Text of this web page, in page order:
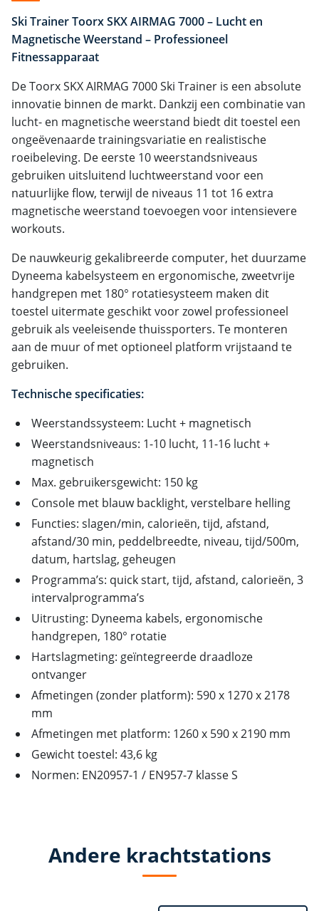
Ski Trainer Toorx SKX AIRMAG 7000 – Lucht en
Magnetische Weerstand – Professioneel
Fitnessapparaat
De Toorx SKX AIRMAG 7000 Ski Trainer is een absolute
innovatie binnen de markt. Dankzij een combinatie van
lucht- en magnetische weerstand biedt dit toestel een
ongeëvenaarde trainingsvariatie en realistische
roeibeleving. De eerste 10 weerstandsniveaus
gebruiken uitsluitend luchtweerstand voor een
natuurlijke flow, terwijl de niveaus 11 tot 16 extra
magnetische weerstand toevoegen voor intensievere
workouts.
De nauwkeurig gekalibreerde computer, het duurzame
Dyneema kabelsysteem en ergonomische, zweetvrije
handgrepen met 180° rotatiesysteem maken dit
toestel uitermate geschikt voor zowel professioneel
gebruik als veeleisende thuissporters. Te monteren
aan de muur of met optioneel platform vrijstaand te
gebruiken.
Technische specificaties:
Weerstandssysteem: Lucht + magnetisch
Weerstandsniveaus: 1-10 lucht, 11-16 lucht +
magnetisch
Max. gebruikersgewicht: 150 kg
Console met blauw backlight, verstelbare helling
Functies: slagen/min, calorieën, tijd, afstand,
afstand/30 min, peddelbreedte, niveau, tijd/500m,
datum, hartslag, geheugen
Programma’s: quick start, tijd, afstand, calorieën, 3
intervalprogramma’s
Uitrusting: Dyneema kabels, ergonomische
handgrepen, 180° rotatie
Hartslagmeting: geïntegreerde draadloze
ontvanger
Afmetingen (zonder platform): 590 x 1270 x 2178
mm
Afmetingen met platform: 1260 x 590 x 2190 mm
Gewicht toestel: 43,6 kg
Normen: EN20957-1 / EN957-7 klasse S
Andere krachtstations